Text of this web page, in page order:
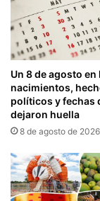
Un 8 de agosto
nacimientos,
políticos y fechas
dejaron huella
8 de agosto de 2026